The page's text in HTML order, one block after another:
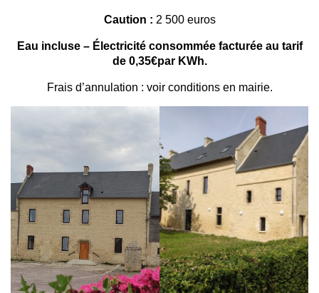
Caution : 2 500 euros
Eau incluse – Électricité consommée facturée au tarif
de 0,35€par KWh.
Frais d’annulation : voir conditions en mairie.